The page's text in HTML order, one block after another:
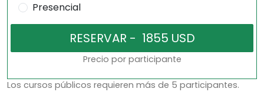
Presencial
Precio por participante
Los cursos públicos requieren más de 5 participantes.